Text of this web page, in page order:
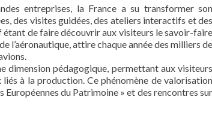
entreprises, la France a su transformer son
des visites guidées, des ateliers interactifs et des
étant de faire découvrir aux visiteurs le savoir-faire
l’aéronautique, attire chaque année des milliers de
dimension pédagogique, permettant aux visiteurs
à la production. Ce phénomène de valorisation
Européennes du Patrimoine » et des rencontres sur